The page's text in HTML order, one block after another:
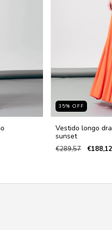
35% OFF
Vestido longo
sunset
€289,57 €188,12